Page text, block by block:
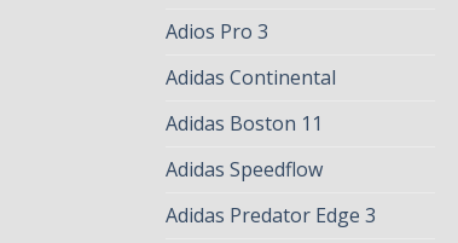
Adios Pro 3
Adidas Continental
Adidas Boston 11
Adidas Speedflow
Adidas Predator Edge 3